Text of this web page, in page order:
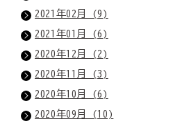
2021年02月 (9)
2021年01月 (6)
2020年12月 (2)
2020年11月 (3)
2020年10月 (6)
2020年09月 (10)